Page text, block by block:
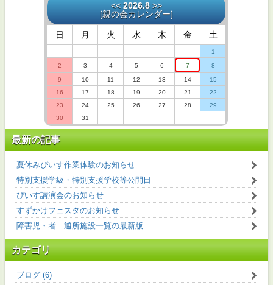
<< 2026.8 >>
[親の会カレンダー]
日 月 火 水 木 金 土
1
2 3 4 5 6 7 8
9 10 11 12 13 14
15
16
17 18 19 20 21
22
23
24 25 26 27 28
29
30
31
最新の記事
夏休みぴいす作業体験のお知らせ
特別支援学級・特別支援学校等公開日
ぴいす講演会のお知らせ
すずかけフェスタのお知らせ
障害児・者 通所施設一覧の最新版
カテゴリ
ブログ (6)